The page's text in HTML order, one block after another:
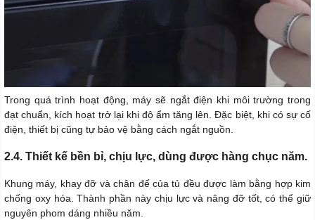
Trong quá trình hoạt động, máy sẽ ngắt điện khi môi trường trong
đạt chuẩn, kích hoạt trở lại khi độ ẩm tăng lên. Đặc biệt, khi có sự cố
điện, thiết bị cũng tự bảo vệ bằng cách ngắt nguồn.
2.4. Thiết kế bền bỉ, chịu lực, dùng được hàng chục năm.
Khung máy, khay đỡ và chân đế của tủ đều được làm bằng hợp kim
chống oxy hóa. Thành phần này chịu lực và nâng đỡ tốt, có thể giữ
nguyên phom dáng nhiều năm.